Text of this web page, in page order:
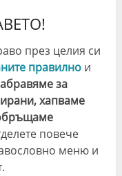
през целия си
правилно и
за
хапваме
повече
меню и